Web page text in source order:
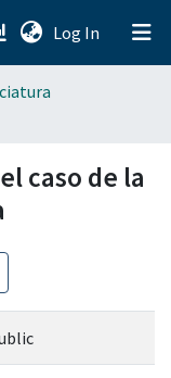
Log In (current)
caso de la